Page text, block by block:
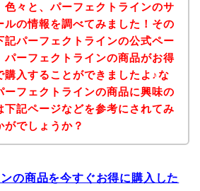
色々と、パーフェクトラインのサ
ルの情報を調べてみました！その
記パーフェクトラインの公式ペー
パーフェクトラインの商品がお得
購入することができましたよ♪な
ーフェクトラインの商品に興味の
下記ページなどを参考にされてみ
がでしょうか？
の商品を今すぐお得に購入した